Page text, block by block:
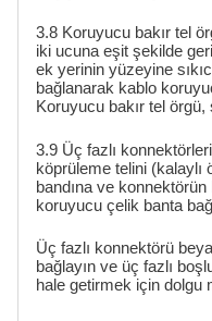
3.8 Koruyucu bakır tel
iki ucuna eşit şekilde
ek yerinin yüzeyine
bağlanarak kablo
Koruyucu bakır tel
3.9 Üç fazlı konnektörleri
köprüleme telini (kalaylı
bandına ve
koruyucu çelik banta
Üç fazlı konnektörü
bağlayın ve üç fazlı
hale getirmek için dolgu